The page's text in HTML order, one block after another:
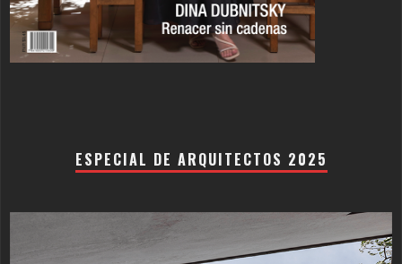
ESPECIAL DE ARQUITECTOS 2025